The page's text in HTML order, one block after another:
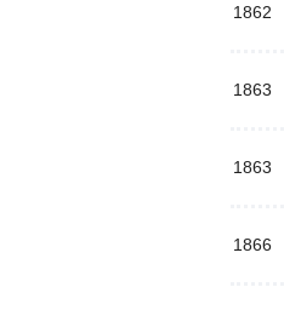
1862
1863
1863
1866